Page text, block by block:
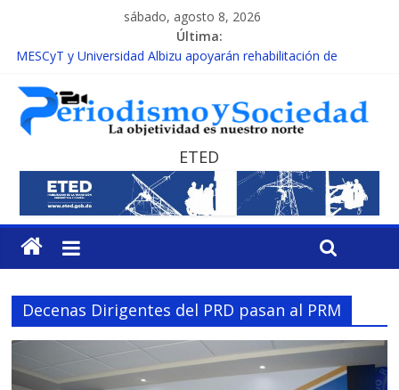
sábado, agosto 8, 2026
Última:
MESCyT y Universidad Albizu apoyarán rehabilitación de
MESCyT presenta calendario de Consulta Nacional por la
Educación
INAFOCAM obtiene reconocimiento internacional en los
Premios Latam Digital 2026
15 de febrero de cada año es Día Nacional de la lucha contra el
cáncer infantil
EL ENFOQUE UNILATERAL DE LA COALICIÓN
ETED
Decenas Dirigentes del PRD pasan al PRM